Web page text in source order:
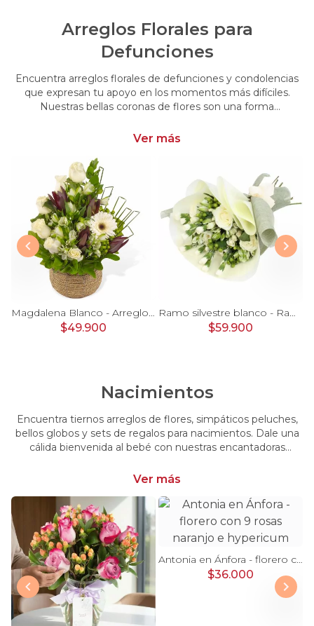
Arreglos Florales para
Defunciones
Encuentra arreglos florales de defunciones y condolencias
que expresan tu apoyo en los momentos más difíciles.
Nuestras bellas coronas de flores son una forma
momentos de pérdida.
Ver más
Magdalena Blanco - Arreglo floral con rosas, gerbera y astromelias blancas
$49.900
Ramo silvestre blanco - Ramo de flores circular con rosas blancas, claveles blancos, astromelias e hypericum verde
$59.900
Nacimientos
Encuentra tiernos arreglos de flores, simpáticos peluches,
bellos globos y sets de regalos para nacimientos. Dale una
cálida bienvenida al bebé con nuestras encantadoras
especial.
Ver más
Antonia en Ánfora - florero con 9 rosas naranjo e hypericum
$36.000